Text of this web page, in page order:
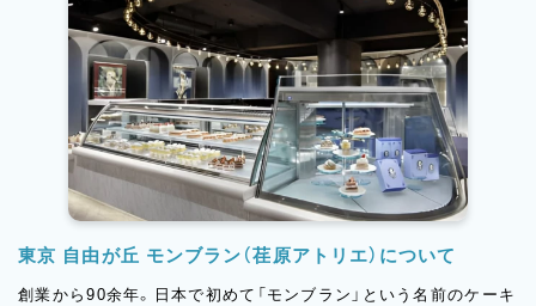
東京 自由が丘 モンブラン（荏原アトリエ）について
創業から90余年。日本で初めて「モンブラン」という名前のケーキ